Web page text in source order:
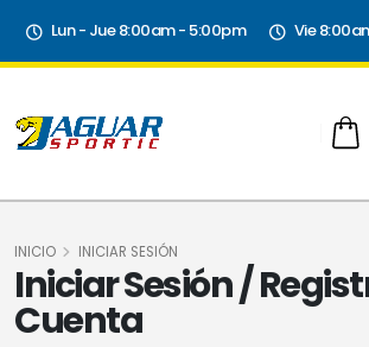
Lun - Jue 8:00am - 5:00pm Vie
Iniciar Sesión /
Cuenta
INICIO INICIAR SESIÓN